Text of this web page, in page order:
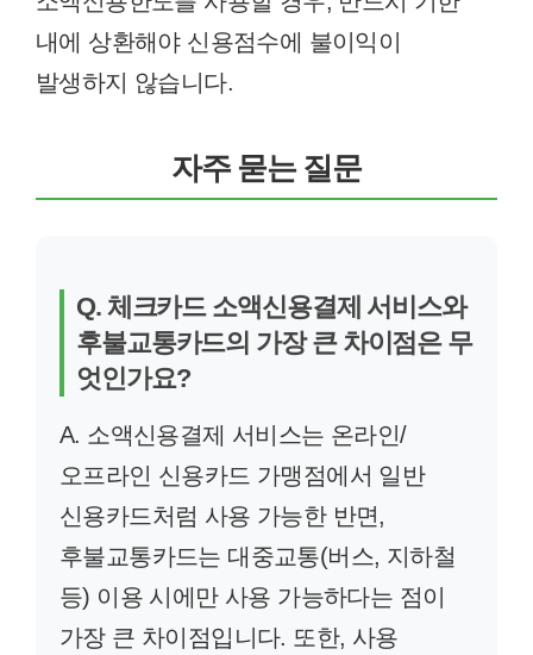
내에 상환해야 신용점수에 불이익이
발생하지 않습니다.
자주 묻는 질문
Q. 체크카드 소액신용결제 서비스와
후불교통카드의 가장 큰 차이점은 무
엇인가요?
A. 소액신용결제 서비스는 온라인/
오프라인 신용카드 가맹점에서 일반
신용카드처럼 사용 가능한 반면,
후불교통카드는 대중교통(버스, 지하철
등) 이용 시에만 사용 가능하다는 점이
가장 큰 차이점입니다. 또한, 사용